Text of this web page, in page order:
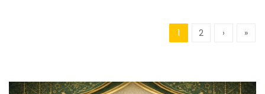
1 2 › »